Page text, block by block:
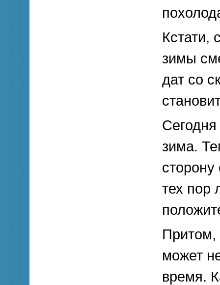
Кстати,
зимы
дат со
зима.
тех пор
Притом,
может
время.